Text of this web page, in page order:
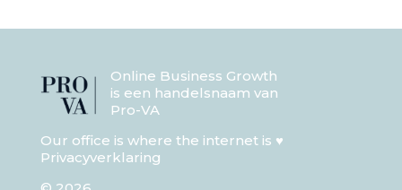
Online Business Growth
is een handelsnaam van
Pro-VA
Our office is where the internet is ♥
Privacyverklaring